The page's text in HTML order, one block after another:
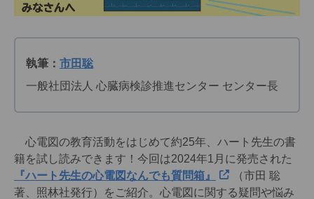
執筆： 市田聡
一般社団法人 心臓病検診推進センター センター長
心電図の教育活動をはじめて約25年、ハート先生の書
籍を試し読みできます！今回は2024年1月に発売された
『ハート先生の心電図なんでも質問箱』
（市田 聡
著、照林社発行）をご紹介。心電図に関する疑問や悩み